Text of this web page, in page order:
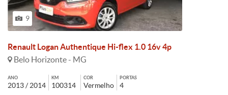
9
Renault Logan Authentique Hi-flex 1.0 16v 4p
Belo Horizonte - MG
ANO
2013 / 2014
KM
100314
COR
Vermelho
PORTAS
4